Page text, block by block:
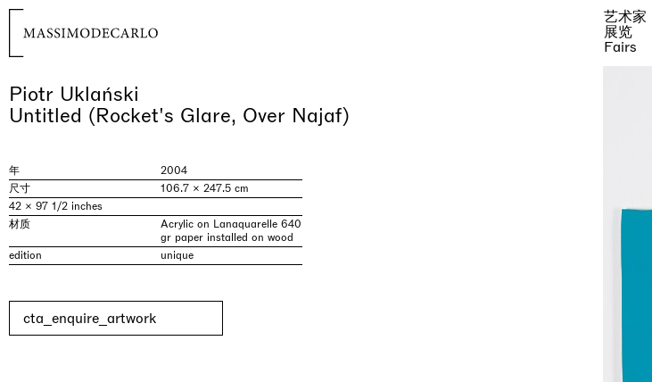
艺术家
展览
Fairs
Piotr Uklański
Untitled (Rocket's Glare, Over Najaf)
年
2004
尺寸
106.7 × 247.5 cm
42 × 97 1/2 inches
材质
Acrylic on Lanaquarelle 640
gr paper installed on wood
edition
unique
cta_enquire_artwork